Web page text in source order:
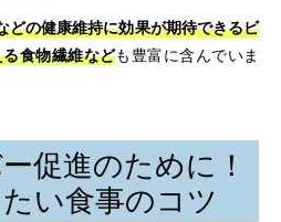
どの健康維持に効果が期待できるビ
食物繊維なども豊富に含んでいま
促進のために！
い食事のコツ